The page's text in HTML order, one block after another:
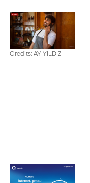
Credits: AY YILDIZ